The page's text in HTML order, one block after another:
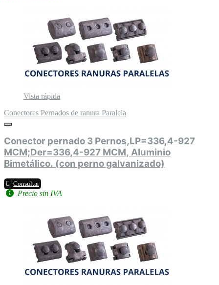
Vista rápida
Conectores Pernados de ranura Paralela
Conector pernado 3 Pernos,LP=336,4-927
MCM;Der=336,4-927 MCM, Aluminio
Bimetálico. (con perno galvanizado)
Consultar
Precio sin IVA